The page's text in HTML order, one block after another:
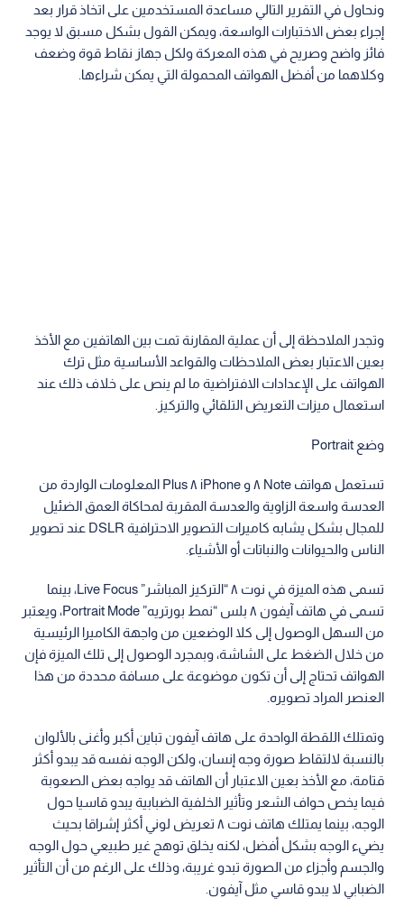
ونحاول في التقرير التالي مساعدة المستخدمين على اتخاذ قرار بعد
إجراء بعض الاختبارات الواسعة، ويمكن القول بشكل مسبق لا يوجد
فائز واضح وصريح في هذه المعركة ولكل جهاز نقاط قوة وضعف
وكلاهما من أفضل الهواتف المحمولة التي يمكن شراءها.
وتجدر الملاحظة إلى أن عملية المقارنة تمت بين الهاتفين مع الأخذ
بعين الاعتبار بعض الملاحظات والقواعد الأساسية مثل ترك
الهواتف على الإعدادات الافتراضية ما لم ينص على خلاف ذلك عند
استعمال ميزات التعريض التلقائي والتركيز.
وضع Portrait
تستعمل هواتف Note ٨ و iPhone ٨ Plus المعلومات الواردة من
العدسة واسعة الزاوية والعدسة المقربة لمحاكاة العمق الضئيل
للمجال بشكل يشابه كاميرات التصوير الاحترافية DSLR عند تصوير
الناس والحيوانات والنباتات أو الأشياء.
تسمى هذه الميزة في نوت ٨ “التركيز المباشر” Live Focus، بينما
تسمى في هاتف آيفون ٨ بلس “نمط بورتريه‏” Portrait Mode، ويعتبر
من السهل الوصول إلى كلا الوضعين من واجهة الكاميرا الرئيسية
من خلال الضغط على الشاشة، وبمجرد الوصول إلى تلك الميزة فإن
الهواتف تحتاج إلى أن تكون موضوعة على مسافة محددة من هذا
العنصر المراد تصويره.
وتمتلك اللقطة الواحدة على هاتف آيفون تباين أكبر وأغنى بالألوان
بالنسبة لالتقاط صورة وجه إنسان، ولكن الوجه نفسه قد يبدو أكثر
قتامة، مع الأخذ بعين الاعتبار أن الهاتف قد يواجه بعض الصعوبة
فيما يخص حواف الشعر وتأثير الخلفية الضبابية يبدو قاسيا حول
الوجه، بينما يمتلك هاتف نوت ٨ تعريض لوني أكثر إشراقا بحيث
يضيء الوجه بشكل أفضل، لكنه يخلق توهج غير طبيعي حول الوجه
والجسم وأجزاء من الصورة تبدو غريبة، وذلك على الرغم من أن التأثير
الضبابي لا يبدو قاسي مثل آيفون.